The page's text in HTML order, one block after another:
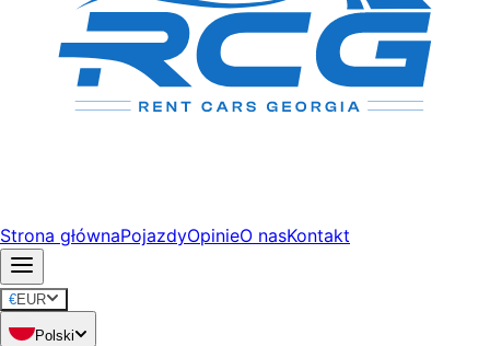
Strona głównaPojazdyOpinieO nasKontakt
€EUR
Polski